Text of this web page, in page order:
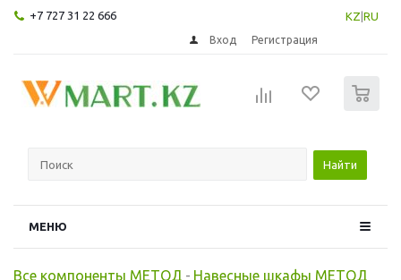
+7 727 31 22 666 KZ RU
Вход Регистрация
Найти
МЕНЮ
Все компоненты МЕТОД - Навесные шкафы МЕТОД